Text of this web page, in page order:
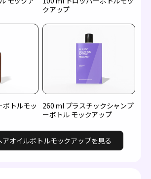
クアップ
トルモッ
260 ml プラスチックシャンプ
ーボトル モックアップ
アオイルボトルモックアップを見る